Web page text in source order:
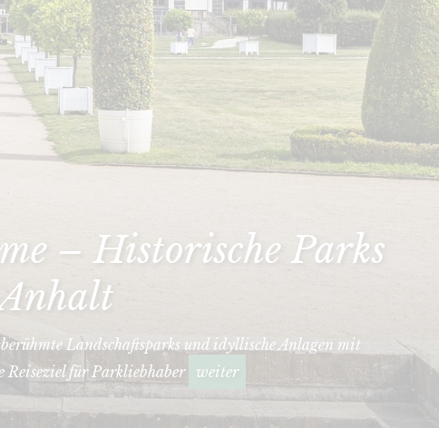
– Historische Parks
Landschaftsparks und idyllische Anlagen mit
Reiseziel für Parkliebhaber weiter